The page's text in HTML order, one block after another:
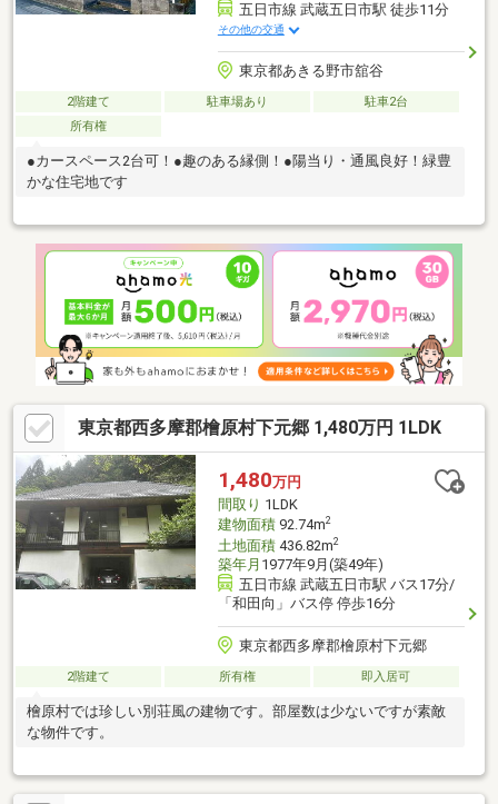
五日市線 武蔵五日市駅 徒歩11分
その他の交通
東京都あきる野市舘谷
2階建て 駐車場あり
駐車2台
所有権
●カースペース2台可！●趣のある縁側！●陽当り・通風良好！緑豊
かな住宅地です
東京都西多摩郡檜原村下元郷 1,480万円 1LDK
1,480万円
間取り 1LDK
建物面積92.74m2
土地面積436.82m2
築年月 1977年9月(築49年)
五日市線 武蔵五日市駅 バス17分/
「和田向」バス停 停歩16分
東京都西多摩郡檜原村下元郷
2階建て 所有権 即入居可
檜原村では珍しい別荘風の建物です。部屋数は少ないですが素敵
な物件です。